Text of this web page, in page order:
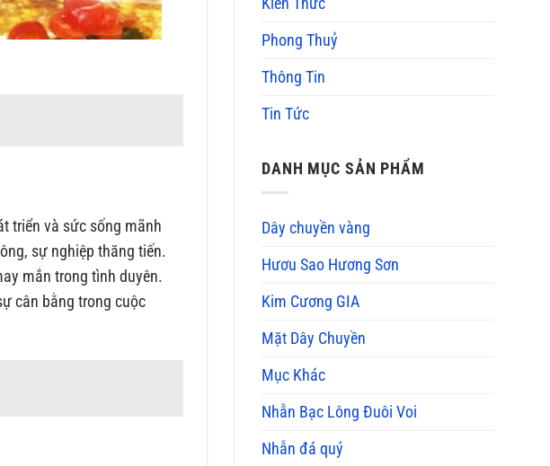
triển và sức sống mãnh
sự nghiệp thăng tiến.
mắn trong tình duyên.
cân bằng trong cuộc
Kiến Thức
Phong Thuỷ
Thông Tin
Tin Tức
DANH MỤC SẢN PHẨM
Dây chuyền vàng
Hươu Sao Hương Sơn
Kim Cương GIA
Mặt Dây Chuyền
Mục Khác
Nhẫn Bạc Lông Đuôi Voi
Nhẫn đá quý